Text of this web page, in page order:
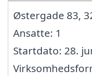
Østergade 83,
Ansatte: 1
Startdato: 28.